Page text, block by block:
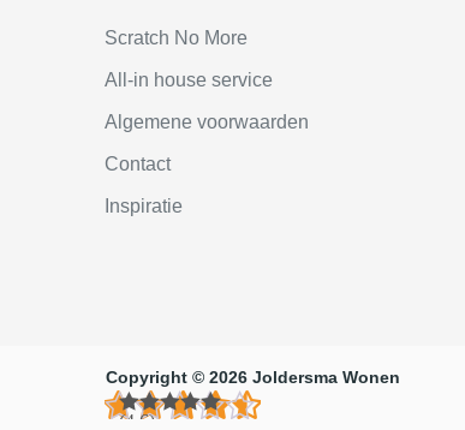
Scratch No More
All-in house service
Algemene voorwaarden
Contact
Inspiratie
Copyright © 2026 Joldersma Wonen
(4.6)